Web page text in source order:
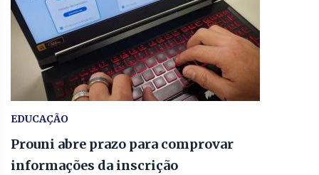
EDUCAÇÃO
Prouni abre prazo para comprovar
informações da inscrição